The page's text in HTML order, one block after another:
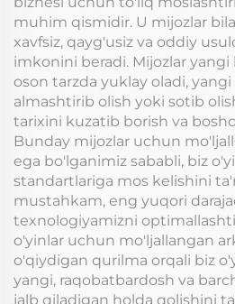
muhim qismidir. U mijozlar
xavfsiz, qayg'usiz va oddiy
imkonini beradi. Mijozlar
oson tarzda yuklay oladi,
almashtirib olish yoki sotib
tarixini kuzatib borish va
Bunday mijozlar uchun
ega bo'lganimiz sababli, biz
standartlariga mos kelishini
mustahkam, eng yuqori
texnologiyamizni
o'yinlar uchun mo'ljallangan
o'qiydigan qurilma orqali biz
yangi, raqobatbardosh va
jalb qiladigan holda qolishini